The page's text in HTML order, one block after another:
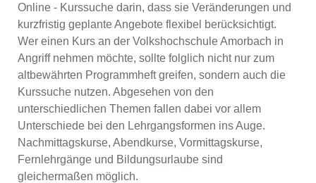
Online - Kurssuche darin, dass sie Veränderungen und
kurzfristig geplante Angebote flexibel berücksichtigt.
Wer einen Kurs an der Volkshochschule Amorbach in
Angriff nehmen möchte, sollte folglich nicht nur zum
altbewährten Programmheft greifen, sondern auch die
Kurssuche nutzen. Abgesehen von den
unterschiedlichen Themen fallen dabei vor allem
Unterschiede bei den Lehrgangsformen ins Auge.
Nachmittagskurse, Abendkurse, Vormittagskurse,
Fernlehrgänge und Bildungsurlaube sind
gleichermaßen möglich.